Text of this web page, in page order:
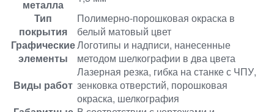
металла
Тип
покрытия
Полимерно-порошковая окраска в
белый матовый цвет
Графические
элементы
Логотипы и надписи, нанесенные
методом шелкографии в два цвета
Виды работ
Лазерная резка, гибка на станке с ЧПУ,
зенковка отверстий, порошковая
окраска, шелкография